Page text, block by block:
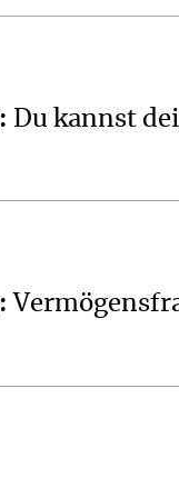
: Du kannst
: